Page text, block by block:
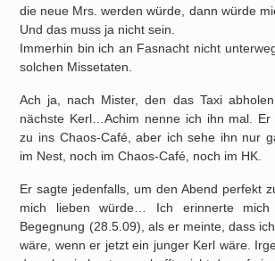
die neue Mrs. werden würde, dann würde
Und das muss ja nicht sein.
Immerhin bin ich an Fasnacht nicht
solchen Missetaten.
Ach ja, nach Mister, den das Taxi
nächste Kerl…Achim nenne ich ihn mal.
zu ins Chaos-Café, aber ich sehe ihn nur
im Nest, noch im Chaos-Café, noch im HK.
Er sagte jedenfalls, um den Abend perfekt
mich lieben würde… Ich erinnerte
Begegnung (28.5.09), als er meinte, dass
wäre, wenn er jetzt ein junger Kerl wäre.